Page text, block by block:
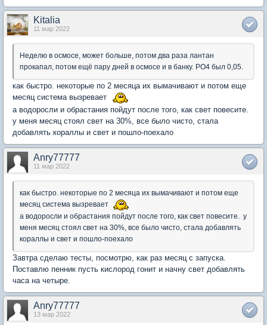
Kitalia
11 мар 2022
Неделю в осмосе, может больше, потом два раза лантан
прокапал, потом ещё пару дней в осмосе и в банку. PO4 был 0,05.
как быстро. некоторые по 2 месяца их вымачивают и потом еще
месяц система вызревает
а водоросли и обрастания пойдут после того, как свет повесите.
у меня месяц стоял свет на 30%, все было чисто, стала
добавлять кораллы и свет и пошло-поехало
Anry77777
11 мар 2022
как быстро. некоторые по 2 месяца их вымачивают и потом еще
месяц система вызревает
а водоросли и обрастания пойдут после того, как свет повесите. у
меня месяц стоял свет на 30%, все было чисто, стала добавлять
кораллы и свет и пошло-поехало
Завтра сделаю тесты, посмотрю, как раз месяц с запуска.
Поставлю пенник пусть кислород гонит и начну свет добавлять
часа на четыре.
Anry77777
13 мар 2022